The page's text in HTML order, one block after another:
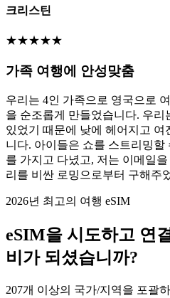
크리스틴
★★★★★
가족 여행에 안성맞춤
우리는 4인 가족으로 영국으로
을 순조롭게 만들었습니다. 우리
있었기 때문에 낮에 헤어지고
니다. 아이들은 쇼를 스트리밍할
를 가지고 다녔고, 저는 이메일
리를 비싼 로밍으로부터 구해주
2026년 최고의 여행 eSIM
eSIM을 시도하고 연
비가 되셨습니까?
207개 이상의 국가/지역을 포괄